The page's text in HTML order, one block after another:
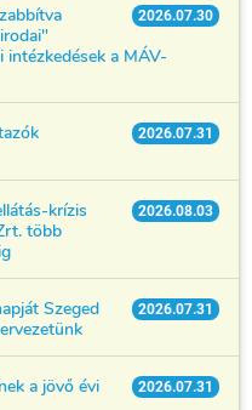
2026.07.30
a MÁV-
2026.07.31
2026.08.03
krízis
több
2026.07.31
Szeged
2026.07.31
a jövő évi